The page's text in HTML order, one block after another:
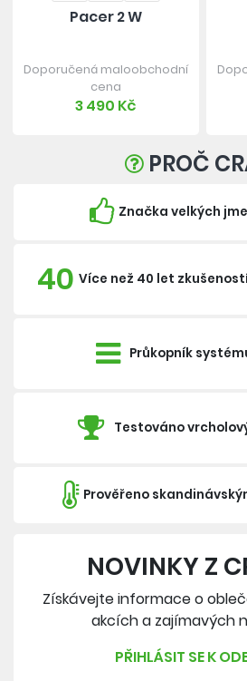
Pacer 2 W
Doporučená maloobchodní
cena
3 490 Kč
PROČ
Značka velkých
40 Více než 40 let
Průkopník
Testováno
Prověřeno
NOVINKY Z
Získávejte informace o
akcích a zajímavých
PŘIHLÁSIT SE K